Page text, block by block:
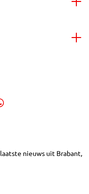
nieuws uit Brabant,